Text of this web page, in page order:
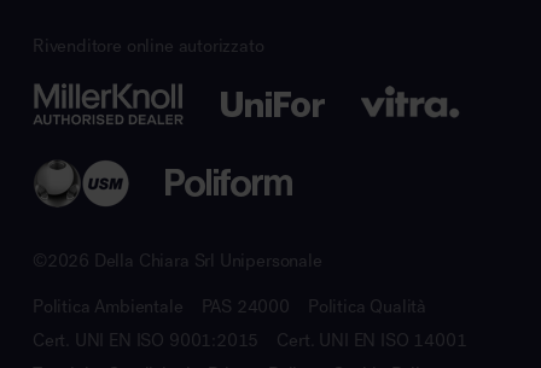
Rivenditore online autorizzato
©2026 Della Chiara Srl Unipersonale
Politica Ambientale PAS 24000
Politica Qualità
Cert. UNI EN ISO 9001:2015
Cert. UNI EN ISO 14001